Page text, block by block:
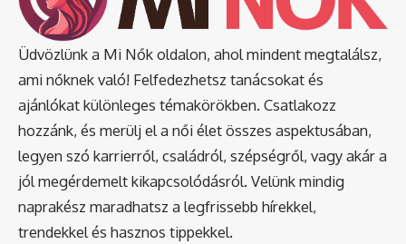
Üdvözlünk a Mi Nők oldalon, ahol mindent megtalálsz,
ami nőknek való! Felfedezhetsz tanácsokat és
ajánlókat különleges témakörökben. Csatlakozz
hozzánk, és merülj el a női élet összes aspektusában,
legyen szó karrierről, családról, szépségről, vagy akár a
jól megérdemelt kikapcsolódásról. Velünk mindig
naprakész maradhatsz a legfrissebb hírekkel,
trendekkel és hasznos tippekkel.